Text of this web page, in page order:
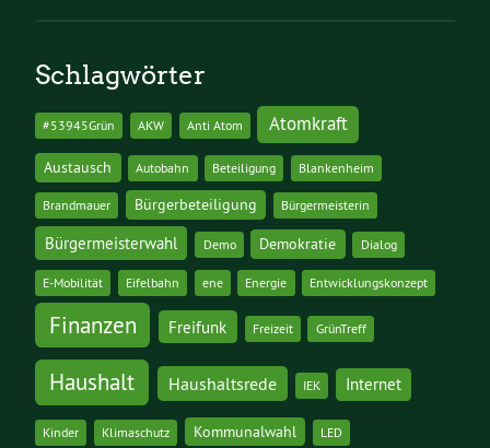
Schlagwörter
#53945Grün AKW Anti Atom Atomkraft
Austausch Autobahn Beteiligung Blankenheim
Brandmauer Bürgerbeteiligung Bürgermeisterin
Bürgermeisterwahl Demo Demokratie Dialog
E-Mobilität Eifelbahn ene Energie Entwicklungskonzept
Finanzen Freifunk Freizeit GrünTreff
Haushalt Haushaltsrede IEK Internet
Kinder Klimaschutz Kommunalwahl LED